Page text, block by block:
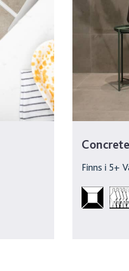
Concrete
Finns i 5+